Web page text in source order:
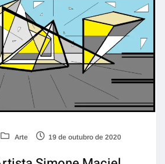
Arte 19 de outubro de 2020